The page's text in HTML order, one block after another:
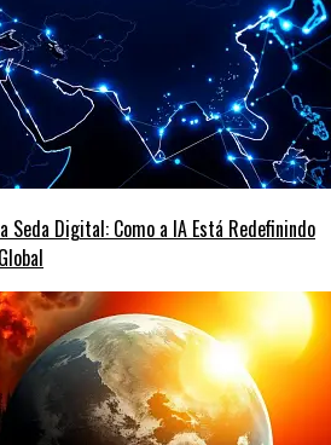
Seda Digital: Como a IA Está Redefinindo